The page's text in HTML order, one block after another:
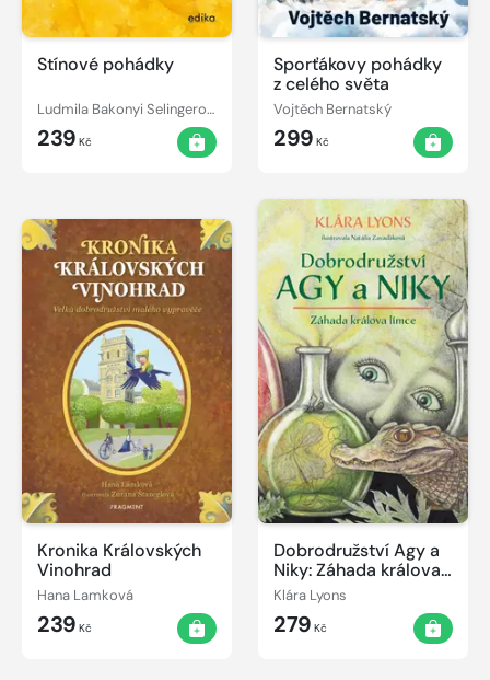
Stínové pohádky
Ludmila Bakonyi Selingerová
239 Kč
Sporťákovy pohádky
z celého světa
Vojtěch Bernatský
299 Kč
Kronika Královských
Vinohrad
Hana Lamková
239 Kč
Dobrodružství Agy a
Niky: Záhada králova
límce
Klára Lyons
279 Kč